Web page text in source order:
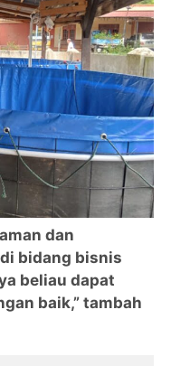
dan
bidang bisnis
beliau dapat
baik,” tambah